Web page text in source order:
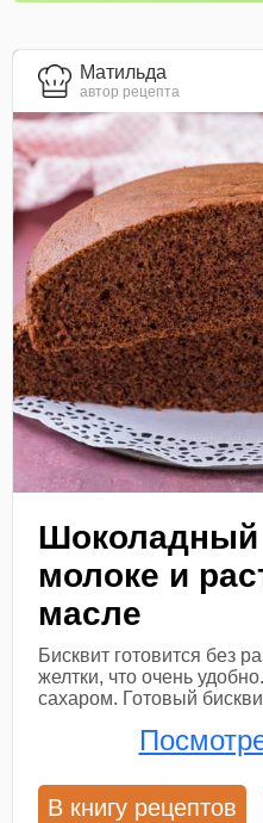
Матильда
автор рецепта
Шоколадный
молоке и
масле
Бисквит готовится без
желтки, что очень
сахаром. Готовый
В книгу рецептов